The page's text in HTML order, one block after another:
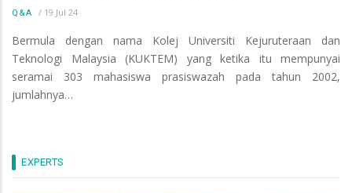
Q&A / 19 Jul 24
Bermula dengan nama Kolej Universiti Kejuruteraan dan
Teknologi Malaysia (KUKTEM) yang ketika itu mempunyai
seramai 303 mahasiswa prasiswazah pada tahun 2002,
jumlahnya…
EXPERTS